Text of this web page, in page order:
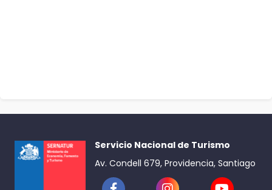
Servicio Nacional de Turismo
Av. Condell 679, Providencia, Santiago